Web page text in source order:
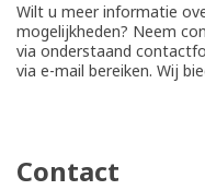
Wilt u meer informatie
mogelijkheden? Neem
via onderstaand
via e-mail bereiken. Wij
Contact